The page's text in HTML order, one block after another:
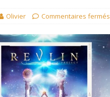
Olivier Commentaires fermés